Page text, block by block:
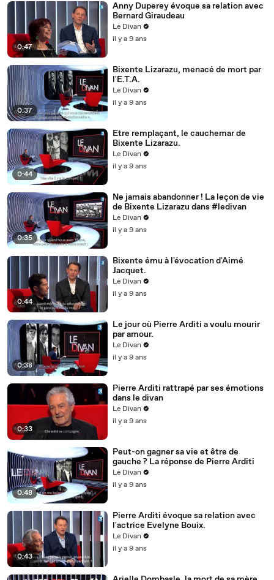
0:47
Anny Duperey évoque sa relation avec
Bernard Giraudeau
Le Divan
il y a 9 ans
0:37
Bixente Lizarazu, menacé de mort par
l'E.T.A.
Le Divan
il y a 9 ans
0:44
Etre remplaçant, le cauchemar de
Bixente Lizarazu.
Le Divan
il y a 9 ans
0:35
Ne jamais abandonner ! La leçon de vie
de Bixente Lizarazu dans #ledivan
Le Divan
il y a 9 ans
0:44
Bixente ému à l'évocation d'Aimé
Jacquet.
Le Divan
il y a 9 ans
0:38
Le jour où Pierre Arditi a voulu mourir
par amour.
Le Divan
il y a 9 ans
0:33
Pierre Arditi​ rattrapé par ses émotions
dans le divan
Le Divan
il y a 9 ans
0:48
Peut-on gagner sa vie et être de
gauche ? La réponse de Pierre Arditi
Le Divan
il y a 9 ans
0:43
Pierre Arditi évoque sa relation avec
l'actrice Evelyne Bouix.
Le Divan
il y a 9 ans